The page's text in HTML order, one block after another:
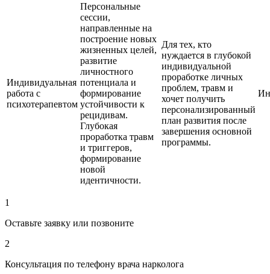
Индивидуальная
работа с
психотерапевтом
Персональные
сессии,
направленные на
построение новых
жизненных целей,
развитие
личностного
потенциала и
формирование
устойчивости к
рецидивам.
Глубокая
проработка травм
и триггеров,
формирование
новой
идентичности.
Для тех, кто
нуждается в глубокой
индивидуальной
проработке личных
проблем, травм и
хочет получить
персонализированный
план развития после
завершения основной
программы.
1
Оставьте заявку или позвоните
2
Консультация по телефону врача нарколога